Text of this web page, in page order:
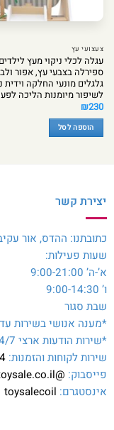
צעצועי עץ
עגלה לכלי ניקוי מעץ
ספירלה בצבעי עץ, אפור
גלגלים מונעי החלקה וידית
לשיפור מיומנות הליכה
₪230
הוספה לסל
יצירת קשר
כתובתנו: ההדס, אור
שעות פעילות:
א’-ה’ 9:00-21:00
ו’ 9:00-14:30
שבת סגור
*מענה אנושי בשירות עד
*שירות הודעות ארצי 24/7
שירות לקוחות והזמנות:
פייסבוק: @toysale.co.il
אינסטגרם: toysalecoil